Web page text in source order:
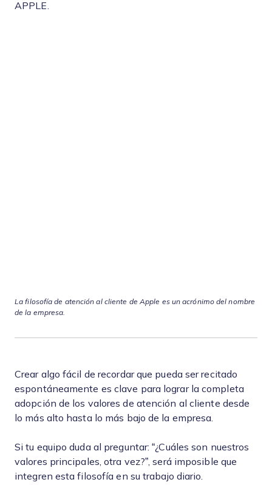
APPLE.
La filosofía de atención al cliente de Apple es un acrónimo del nombre
de la empresa.
Crear algo fácil de recordar que pueda ser recitado
espontáneamente es clave para lograr la completa
adopción de los valores de atención al cliente desde
lo más alto hasta lo más bajo de la empresa.
Si tu equipo duda al preguntar: “¿Cuáles son nuestros
valores principales, otra vez?”, será imposible que
integren esta filosofía en su trabajo diario.